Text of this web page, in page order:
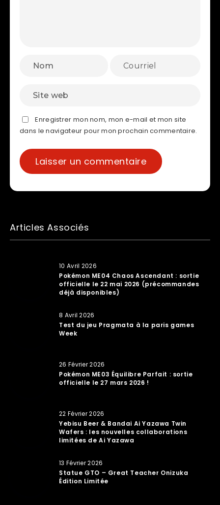
Enregistrer mon nom, mon e-mail et mon site
dans le navigateur pour mon prochain commentaire.
Articles Associés
10 Avril 2026
Pokémon ME04 Chaos Ascendant : sortie
officielle le 22 mai 2026 (précommandes
déjà disponibles)
8 Avril 2026
Test du jeu Pragmata à la paris games
Week
26 Février 2026
Pokémon ME03 Équilibre Parfait : sortie
officielle le 27 mars 2026 !
22 Février 2026
Yebisu Beer & Bandai Ai Yazawa Twin
Wafers : les nouvelles collaborations
limitées de Ai Yazawa
13 Février 2026
Statue GTO – Great Teacher Onizuka
Édition Limitée